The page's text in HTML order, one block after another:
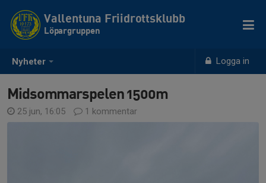
Nyheter Logga in
Vallentuna Friidrottsklubb
Löpargruppen
Midsommarspelen 1500m
25 jun, 16:05 1 kommentar